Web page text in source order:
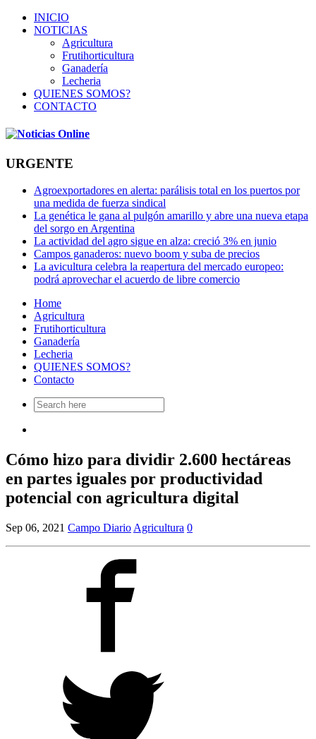
INICIO
NOTICIAS
Agricultura
Frutihorticultura
Ganadería
Lecheria
QUIENES SOMOS?
CONTACTO
URGENTE
Agroexportadores en alerta: parálisis total en los puertos por
una medida de fuerza sindical
La genética le gana al pulgón amarillo y abre una nueva etapa
del sorgo en Argentina
La actividad del agro sigue en alza: creció 3% en junio
Campos ganaderos: nuevo boom y suba de precios
La avicultura celebra la reapertura del mercado europeo:
podrá aprovechar el acuerdo de libre comercio
Home
Agricultura
Frutihorticultura
Ganadería
Lecheria
QUIENES SOMOS?
Contacto
Search
for:
Cómo hizo para dividir 2.600 hectáreas
en partes iguales por productividad
potencial con agricultura digital
Sep 06, 2021 Campo Diario Agricultura 0